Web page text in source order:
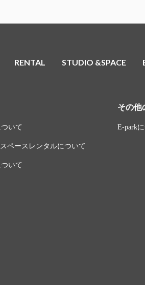
RENTAL STUDIO &SPACE
いて
ペースレンタルについて
いて
その他
E-park